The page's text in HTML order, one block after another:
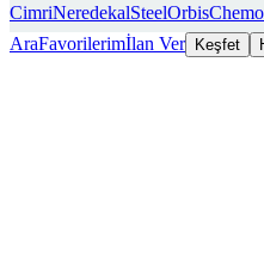
CimriNeredekalSteelOrbis
AraFavorilerimİlan Ver Keşfet